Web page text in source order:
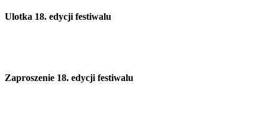
Ulotka 18. edycji festiwalu
Zaproszenie 18. edycji festiwalu